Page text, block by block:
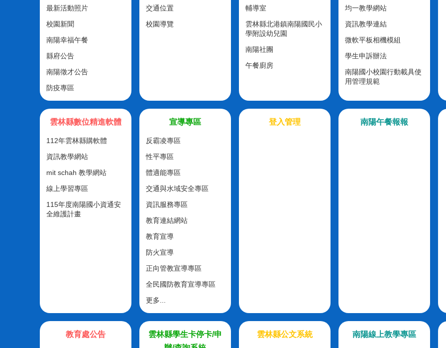
最新活動照片
校園新聞
南陽幸福午餐
縣府公告
南陽徵才公告
防疫專區
交通位置
校園導覽
輔導室
雲林縣北港鎮南陽國民小
學附設幼兒園
南陽社團
午餐廚房
均一教學網站
資訊教學連結
微軟平板相機模組
學生申訴辦法
南陽國小校園行動載具使
用管理規範
雲林縣數位精進軟體
112年雲林縣購軟體
資訊教學網站
mit schah 教學網站
線上學習專區
115年度南陽國小資通安
全維護計畫
宣導專區
反霸凌專區
性平專區
體適能專區
交通與水域安全專區
資訊服務專區
教育連結網站
教育宣導
防火宣導
正向管教宣導專區
全民國防教育宣導專區
更多...
登入管理 南陽午餐報報
教育處公告
雲林縣學生卡停卡/申
雲林縣公文系統 南陽線上教學專區